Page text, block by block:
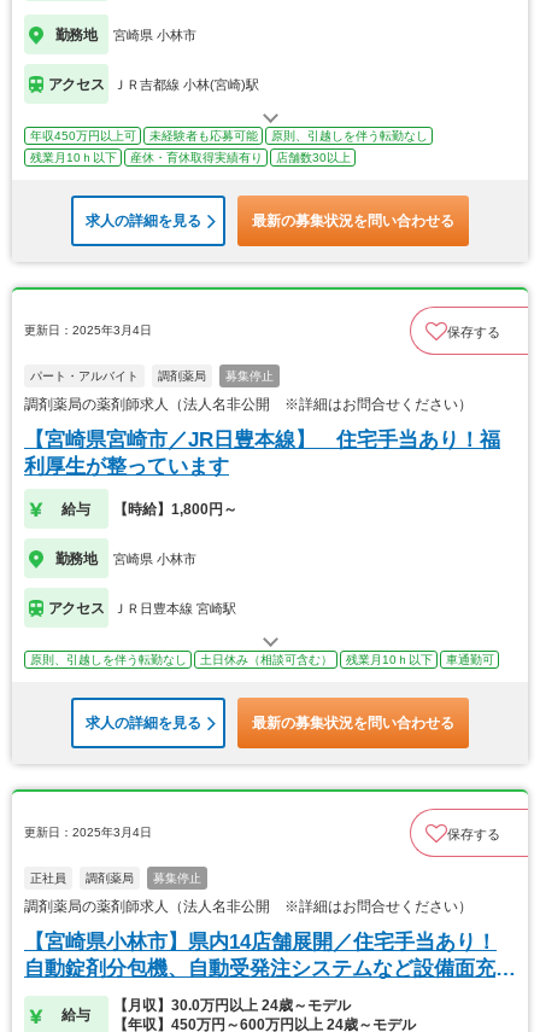
勤務地 宮崎県 小林市
アクセス ＪＲ吉都線 小林(宮崎)駅
年収450万円以上可 未経験者も応募可能
原則、引越しを伴う転勤なし
残業月10ｈ以下
産休・育休取得実績有り 店舗数30以上
求人の詳細を見る 最新の募集状況を問い合わせる
更新日：2025年3月4日 保存する
パート・アルバイト 調剤薬局 募集停止
調剤薬局の薬剤師求人（法人名非公開 ※詳細はお問合せください）
【宮崎県宮崎市／JR日豊本線】 住宅手当あり！福
利厚生が整っています
給与 【時給】1,800円～
勤務地 宮崎県 小林市
アクセス ＪＲ日豊本線 宮崎駅
原則、引越しを伴う転勤なし 土日休み（相談可含む） 残業月10ｈ以下 車通勤可
求人の詳細を見る 最新の募集状況を問い合わせる
更新日：2025年3月4日 保存する
正社員 調剤薬局 募集停止
調剤薬局の薬剤師求人（法人名非公開 ※詳細はお問合せください）
【宮崎県小林市】県内14店舗展開／住宅手当あり！
自動錠剤分包機、自動受発注システムなど設備面充
実！
給与
【月収】30.0万円以上 24歳～モデル
【年収】450万円～600万円以上 24歳～モデル